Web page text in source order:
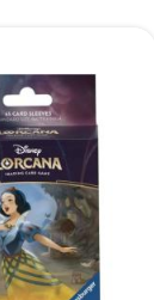
visibility